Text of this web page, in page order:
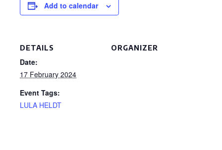
Add to calendar
DETAILS
Date:
17 February 2024
Event Tags:
LULA HELDT
ORGANIZER